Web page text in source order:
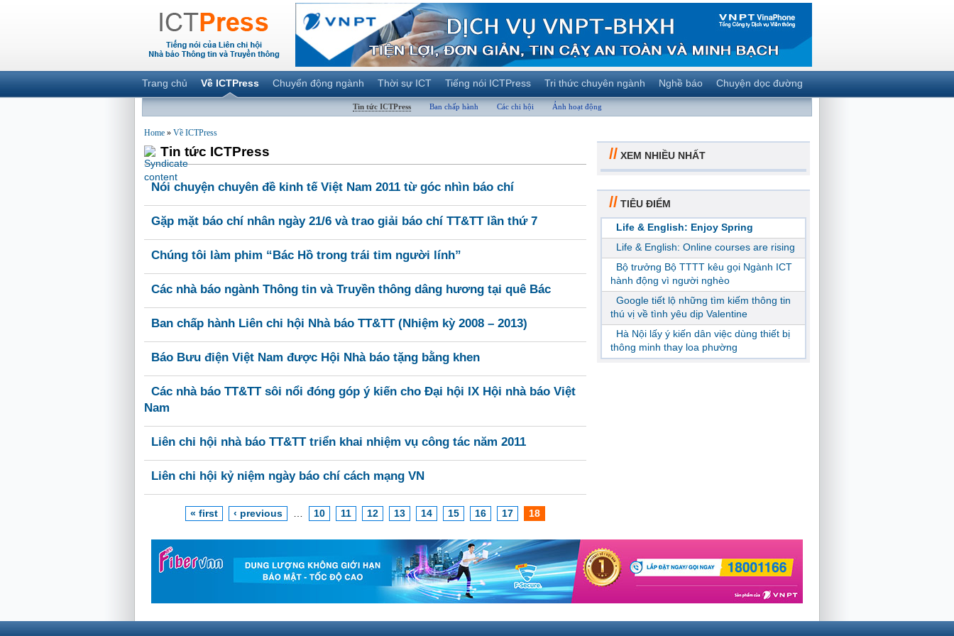
Trang chủ Về ICTPress Chuyển động ngành Thời sự ICT Tiếng nói ICTPress Tri thức chuyên ngành Nghề báo Chuyện dọc đường
Tin tức ICTPress Ban chấp hành Các chi hội Ảnh hoạt động
Home » Về ICTPress
Tin tức ICTPress
Nói chuyện chuyên đề kinh tế Việt Nam 2011 từ góc nhìn báo chí
Gặp mặt báo chí nhân ngày 21/6 và trao giải báo chí TT&TT lần thứ 7
Chúng tôi làm phim “Bác Hồ trong trái tim người lính”
Các nhà báo ngành Thông tin và Truyền thông dâng hương tại quê Bác
Ban chấp hành Liên chi hội Nhà báo TT&TT (Nhiệm kỳ 2008 – 2013)
Báo Bưu điện Việt Nam được Hội Nhà báo tặng bằng khen
Các nhà báo TT&TT sôi nổi đóng góp ý kiến cho Đại hội IX Hội nhà báo Việt
Nam
Liên chi hội nhà báo TT&TT triển khai nhiệm vụ công tác năm 2011
Liên chi hội kỷ niệm ngày báo chí cách mạng VN
« first ‹ previous 10 11 12 13 14 15 16 17 18
// XEM NHIỀU NHẤT
// TIÊU ĐIỂM
Life & English: Enjoy Spring
Life & English: Online courses are rising
Bộ trưởng Bộ TTTT kêu gọi Ngành ICT
hành động vì người nghèo
Google tiết lộ những tìm kiếm thông tin
thú vị về tình yêu dịp Valentine
Hà Nội lấy ý kiến dân việc dùng thiết bị
thông minh thay loa phường